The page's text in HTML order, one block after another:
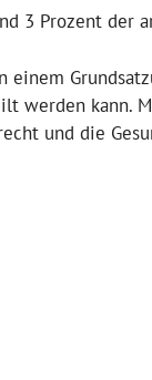
3 Prozent der
werden kann.
und die